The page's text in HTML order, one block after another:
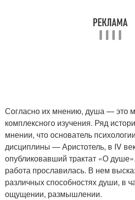
Согласно их мнению, душа — это
комплексного изучения. Ряд
мнении, что основатель
дисциплины — Аристотель, в IV
опубликовавший трактат «О
работа прославилась. В нем
различных способностях души, в
ощущении, размышлении.